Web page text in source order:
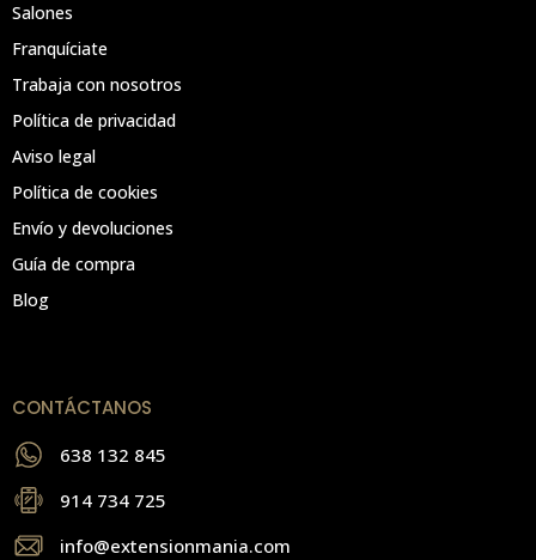
Salones
Franquíciate
Trabaja con nosotros
Política de privacidad
Aviso legal
Política de cookies
Envío y devoluciones
Guía de compra
Blog
CONTÁCTANOS
638 132 845
914 734 725
info@extensionmania.com